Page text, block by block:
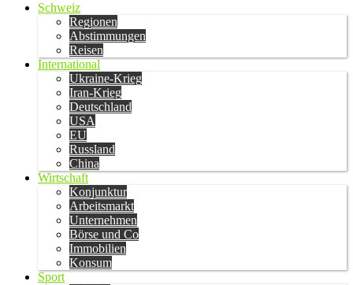
Schweiz
Regionen
Abstimmungen
Reisen
International
Ukraine-Krieg
Iran-Krieg
Deutschland
USA
EU
Russland
China
Wirtschaft
Konjunktur
Arbeitsmarkt
Unternehmen
Börse und Co
Immobilien
Konsum
Sport